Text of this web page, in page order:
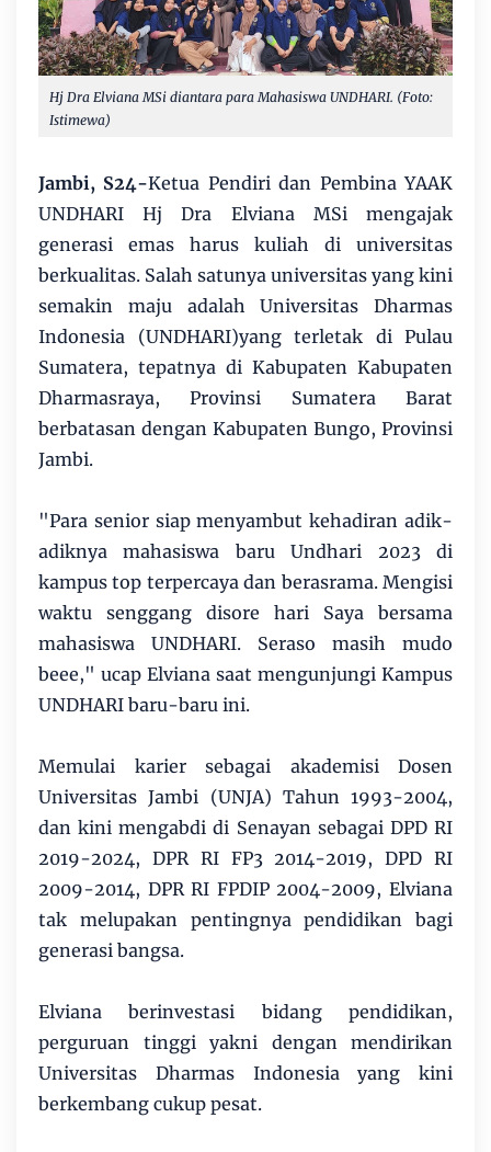
Hj Dra Elviana MSi diantara para Mahasiswa UNDHARI. (Foto:
Istimewa)
Jambi, S24-Ketua Pendiri dan Pembina YAAK
UNDHARI Hj Dra Elviana MSi mengajak
generasi emas harus kuliah di universitas
berkualitas. Salah satunya universitas yang kini
semakin maju adalah Universitas Dharmas
Indonesia (UNDHARI)yang terletak di Pulau
Sumatera, tepatnya di Kabupaten Kabupaten
Dharmasraya, Provinsi Sumatera Barat
berbatasan dengan Kabupaten Bungo, Provinsi
Jambi.
"Para senior siap menyambut kehadiran adik-
adiknya mahasiswa baru Undhari 2023 di
kampus top terpercaya dan berasrama. Mengisi
waktu senggang disore hari Saya bersama
mahasiswa UNDHARI. Seraso masih mudo
beee," ucap Elviana saat mengunjungi Kampus
UNDHARI baru-baru ini.
Memulai karier sebagai akademisi Dosen
Universitas Jambi (UNJA) Tahun 1993-2004,
dan kini mengabdi di Senayan sebagai DPD RI
2019-2024, DPR RI FP3 2014-2019, DPD RI
2009-2014, DPR RI FPDIP 2004-2009, Elviana
tak melupakan pentingnya pendidikan bagi
generasi bangsa.
Elviana berinvestasi bidang pendidikan,
perguruan tinggi yakni dengan mendirikan
Universitas Dharmas Indonesia yang kini
berkembang cukup pesat.